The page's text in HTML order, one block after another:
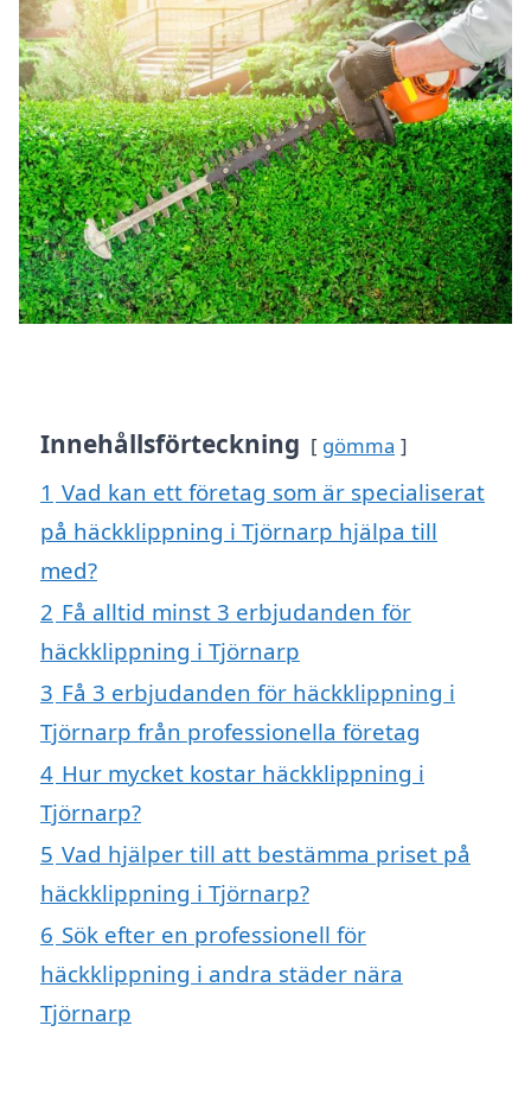
Innehållsförteckning gömma
1 Vad kan ett företag som är specialiserat
på häckklippning i Tjörnarp hjälpa till
med?
2 Få alltid minst 3 erbjudanden för
häckklippning i Tjörnarp
3 Få 3 erbjudanden för häckklippning i
Tjörnarp från professionella företag
4 Hur mycket kostar häckklippning i
Tjörnarp?
5 Vad hjälper till att bestämma priset på
häckklippning i Tjörnarp?
6 Sök efter en professionell för
häckklippning i andra städer nära
Tjörnarp